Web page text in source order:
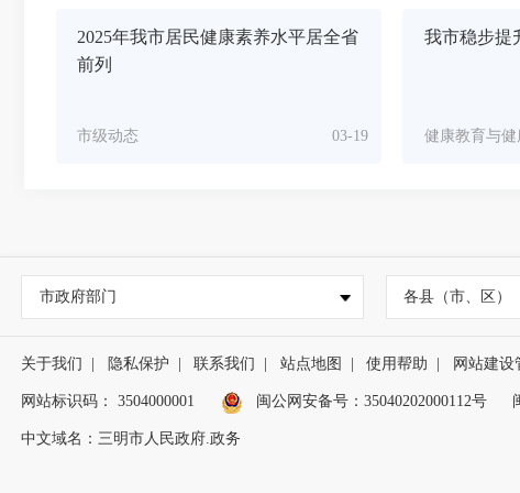
2025年我市居民健康素养水平居全省
前列
03-19
市级动态
我市稳步提
健康教育与
市政府部门 各县（市、区）
关于我们 隐私保护 联系我们 站点地图 使用帮助 网站建设
网站标识码： 3504000001 闽公网安备号： 35040202000112号
中文域名：三明市人民政府.政务